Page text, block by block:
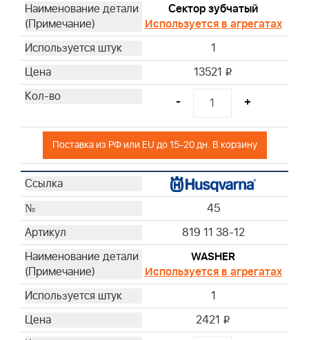
Сектор зубчатый
Используется в агрегатах
1
13521 i
- +
Поставка из РФ или EU до 15-20 дн. В корзину
45
819 11 38-12
WASHER
Используется в агрегатах
1
2421 i